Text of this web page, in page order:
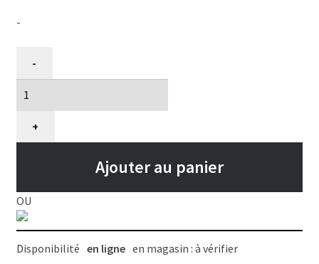
-
Lingettes
nettoyantes
Hypoallergènes
pour
(100
feuilles)
-
+
Ajouter au panier
OU
Disponibilité en ligne en magasin : à vérifier